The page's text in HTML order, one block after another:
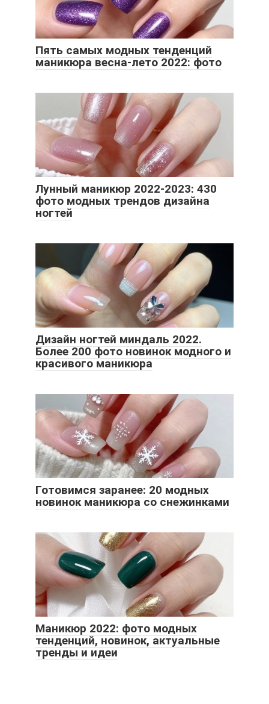
Пять самых модных тенденций
маникюра весна-лето 2022: фото
Лунный маникюр 2022-2023: 430
фото модных трендов дизайна
ногтей
Дизайн ногтей миндаль 2022.
Более 200 фото новинок модного и
красивого маникюра
Готовимся заранее: 20 модных
новинок маникюра со снежинками
Маникюр 2022: фото модных
тенденций, новинок, актуальные
тренды и идеи